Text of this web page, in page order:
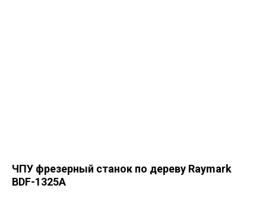
ЧПУ фрезерный станок по дереву Raymark
BDF-1325A